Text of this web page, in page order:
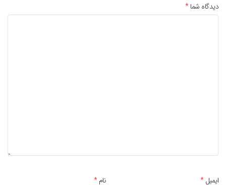
دیدگاه شما*
نام* ایمیل*